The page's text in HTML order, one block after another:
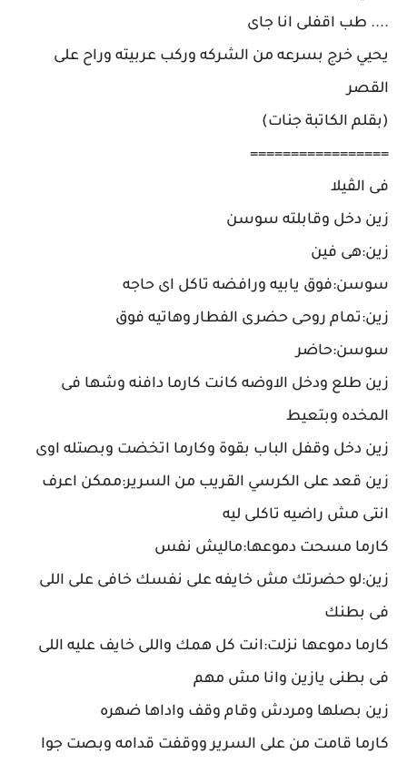
.... طب اقفلى انا جاى
يحيي خرج بسرعه من الشركه وركب عربيته وراح على
القصر
(بقلم الكاتبة جنات)
=================
فى الڤيلا
زين دخل وقابلته سوسن
زين:هى فين
سوسن:فوق يابيه ورافضه تاكل اى حاجه
زين:تمام روحى حضرى الفطار وهاتيه فوق
سوسن:حاضر
زين طلع ودخل الاوضه كانت كارما دافنه وشها فى
المخده وبتعيط
زين دخل وقفل الباب بقوة وكارما اتخضت وبصتله اوى
زين قعد على الكرسي القريب من السرير:ممكن اعرف
انتى مش راضيه تاكلى ليه
كارما مسحت دموعها:ماليش نفس
زين:لو حضرتك مش خايفه على نفسك خافى على اللى
فى بطنك
كارما دموعها نزلت:انت كل همك واللى خايف عليه اللى
فى بطنى يازين وانا مش مهم
زين بصلها ومردش وقام وقف واداها ضهره
كارما قامت من على السرير ووقفت قدامه وبصت جوا